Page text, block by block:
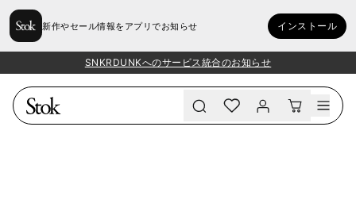
新作やセール情報をアプリでお知らせ インストール
SNKRDUNKへのサービス統合のお知らせ